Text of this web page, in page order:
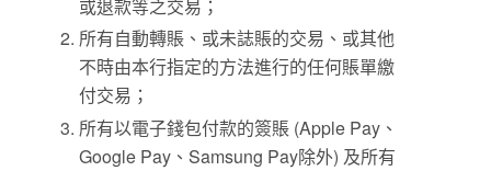
或退款等之交易；
所有自動轉賬、或未誌賬的交易、或其他
不時由本行指定的方法進行的任何賬單繳
付交易；
所有以電子錢包付款的簽賬 (Apple Pay、
Google Pay、Samsung Pay除外) 及所有